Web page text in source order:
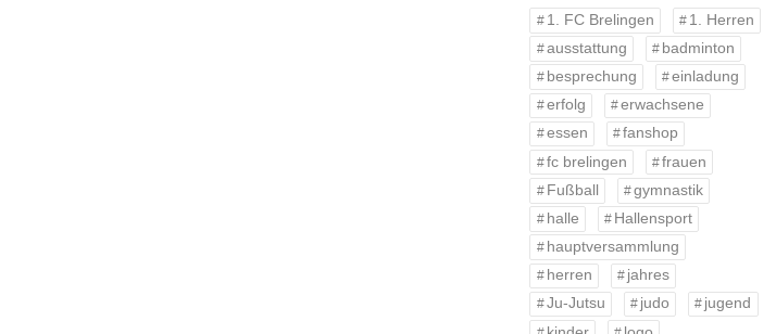
1. FC Brelingen
1. Herren
ausstattung
badminton
besprechung
einladung
erfolg
erwachsene
essen
fanshop
fc brelingen
frauen
Fußball
gymnastik
halle
Hallensport
hauptversammlung
herren
jahres
Ju-Jutsu
judo
jugend